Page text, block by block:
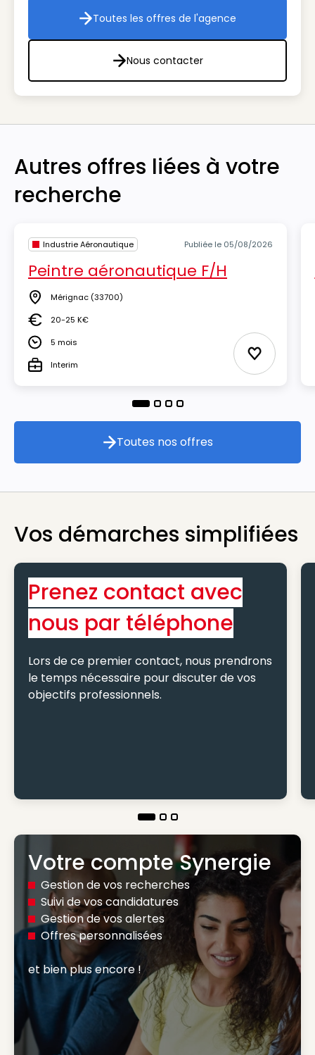
Toutes les offres de l'agence
Toutes les offres de l'agence
Nous contacter
Nous contacter
Autres offres liées à votre
recherche
Industrie Aéronautique Publiée le 05/08/2026
Peintre aéronautique F/H
Lieu Mérignac (33700)
Salaire20-25 K€
Durée5 mois
TypeInterim Ajouter
Toutes nos offres
Toutes nos offres
Vos démarches simplifiées
Prenez contact avec
nous par téléphone
Lors de ce premier contact, nous prendrons
le temps nécessaire pour discuter de vos
objectifs professionnels.
Votre compte Synergie
Gestion de vos recherches
Suivi de vos candidatures
Gestion de vos alertes
Offres personnalisées
et bien plus encore !